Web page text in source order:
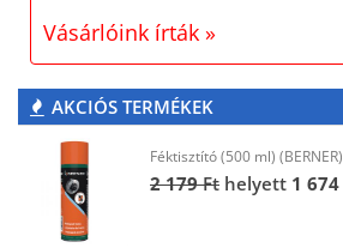
Vásárlóink írták »
AKCIÓS TERMÉKEK
Féktisztító (500 ml) (BERNER)
2 179 Ft helyett 1 674